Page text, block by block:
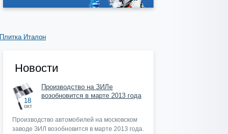
Плитка Италон
Новости
18
окт
Производство на ЗИЛе
возобновится в марте 2013 года
Производство автомобилей на московском
заводе ЗИЛ возобновится в марте 2013 года.